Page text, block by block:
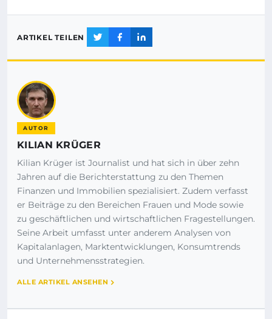
ARTIKEL TEILEN
AUTOR
KILIAN KRÜGER
Kilian Krüger ist Journalist und hat sich in über zehn
Jahren auf die Berichterstattung zu den Themen
Finanzen und Immobilien spezialisiert. Zudem verfasst
er Beiträge zu den Bereichen Frauen und Mode sowie
zu geschäftlichen und wirtschaftlichen Fragestellungen.
Seine Arbeit umfasst unter anderem Analysen von
Kapitalanlagen, Marktentwicklungen, Konsumtrends
und Unternehmensstrategien.
ALLE ARTIKEL ANSEHEN